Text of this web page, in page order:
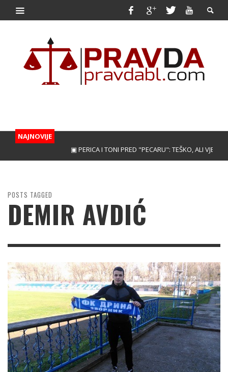
NAJNOVIJE
▣ PERICA I TONI PRED "PECARU": TEŠKO, ALI
POSTS TAGGED
DEMIR AVDIĆ